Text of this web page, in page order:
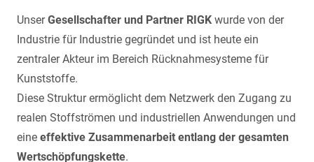
UnserGesellschafter und Partner RIGK wurde von der
Industrie für Industrie gegründet und ist heute ein
zentraler Akteur im Bereich Rücknahmesysteme für
Kunststoffe.
Diese Struktur ermöglicht dem Netzwerk den Zugang zu
realen Stoffströmen und industriellen Anwendungen und
eine effektive Zusammenarbeit entlang der gesamten
Wertschöpfungskette.